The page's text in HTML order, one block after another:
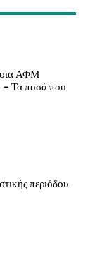
ΑΦΜ
– Τα ποσά που
περιόδου